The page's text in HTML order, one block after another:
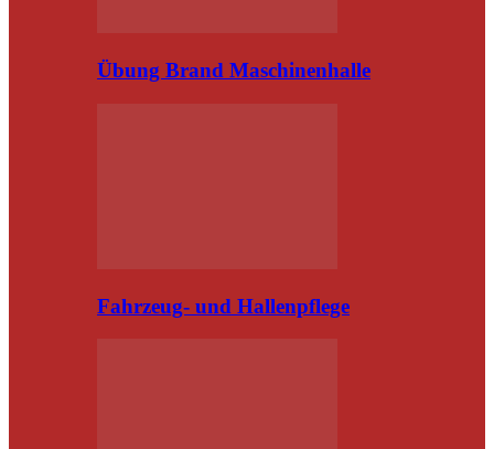
Übung Brand Maschinenhalle
Fahrzeug- und Hallenpflege